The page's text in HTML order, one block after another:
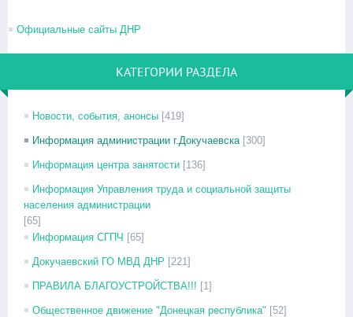
Официальные сайты ДНР
КАТЕГОРИИ РАЗДЕЛА
Новости, события, анонсы [419]
Информация администрации г.Докучаевска [300]
Информация центра занятости [136]
Информация Управления труда и социальной защиты
населения администрации
[65]
Информация СГПЧ [65]
Докучаевский ГО МВД ДНР [221]
ПРАВИЛА БЛАГОУСТРОЙСТВА!!! [1]
Общественное движение "Донецкая республика" [52]